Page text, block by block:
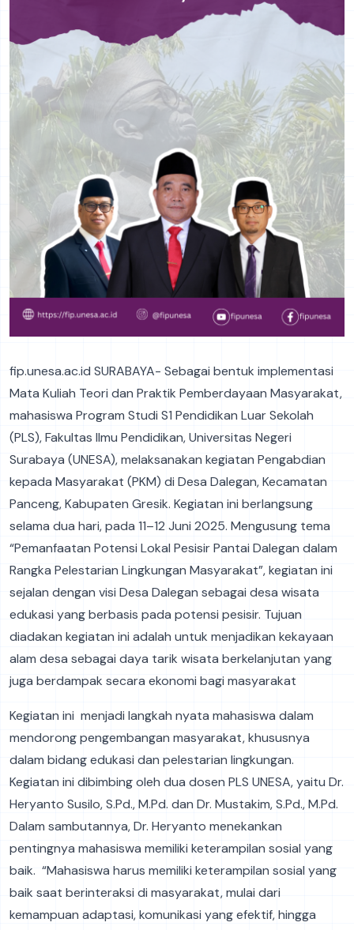
fip.unesa.ac.id SURABAYA- Sebagai bentuk implementasi
Mata Kuliah Teori dan Praktik Pemberdayaan Masyarakat,
mahasiswa Program Studi S1 Pendidikan Luar Sekolah
(PLS), Fakultas Ilmu Pendidikan, Universitas Negeri
Surabaya (UNESA), melaksanakan kegiatan Pengabdian
kepada Masyarakat (PKM) di Desa Dalegan, Kecamatan
Panceng, Kabupaten Gresik. Kegiatan ini berlangsung
selama dua hari, pada 11–12 Juni 2025. Mengusung tema
“Pemanfaatan Potensi Lokal Pesisir Pantai Dalegan dalam
Rangka Pelestarian Lingkungan Masyarakat”, kegiatan ini
sejalan dengan visi Desa Dalegan sebagai desa wisata
edukasi yang berbasis pada potensi pesisir. Tujuan
diadakan kegiatan ini adalah untuk menjadikan kekayaan
alam desa sebagai daya tarik wisata berkelanjutan yang
juga berdampak secara ekonomi bagi masyarakat
Kegiatan ini menjadi langkah nyata mahasiswa dalam
mendorong pengembangan masyarakat, khususnya
dalam bidang edukasi dan pelestarian lingkungan.
Kegiatan ini dibimbing oleh dua dosen PLS UNESA, yaitu Dr.
Heryanto Susilo, S.Pd., M.Pd. dan Dr. Mustakim, S.Pd., M.Pd.
Dalam sambutannya, Dr. Heryanto menekankan
pentingnya mahasiswa memiliki keterampilan sosial yang
baik. “Mahasiswa harus memiliki keterampilan sosial yang
baik saat berinteraksi di masyarakat, mulai dari
kemampuan adaptasi, komunikasi yang efektif, hingga